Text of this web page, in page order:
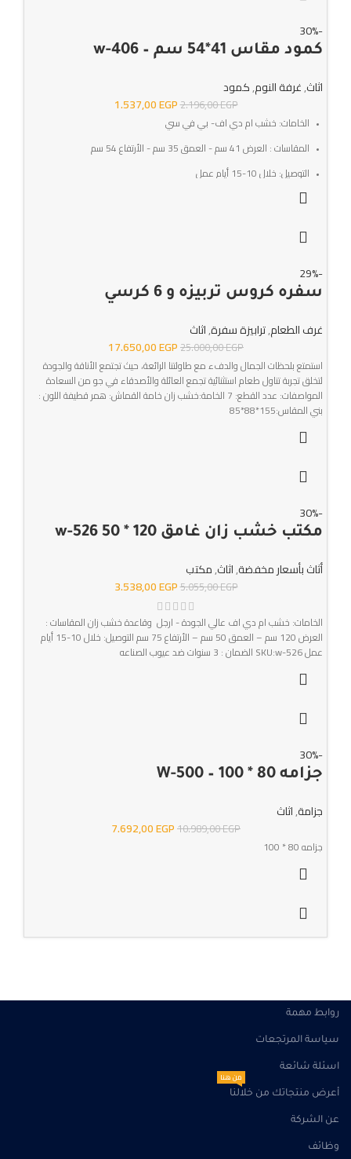
-30%
كمود مقاس 41*54 سم – w-406
اثاث,غرفة النوم,كمود
2.196,00EGP
1.537,00EGP
الخامات: خشب ام دي اف- بي في سي
المقاسات : العرض 41 سم - العمق 35 سم - الأرتفاع 54 سم
التوصيل: خلال 10-15 أيام عمل
SKU:w-406
-29%
سفره كروس تربيزه و 6 كرسي
غرف الطعام,ترابيزة سفرة,اثاث
25.000,00EGP
17.650,00EGP
استمتع بلحظات الجمال والدفء مع طاولتنا الرائعة، حيث تجتمع الأناقة والجودة
لتخلق تجربة تناول طعام استثنائية تجمع العائلة والأصدقاء في جو من السعادة
المواصفات: عدد القطع: 7 الخامة:خشب زان خامة القماش: همر قطيفة اللون :
بني المقاس:155*88*85
-30%
مكتب خشب زان غامق 120 * 50 w-526
أثاث بأسعار مخفضة,اثاث,مكتب
5.055,00EGP
3.538,00EGP
الخامات: خشب ام دي اف عالي الجودة - ارجل وقاعدة خشب زان المقاسات :
العرض 120 سم – العمق 50 سم – الأرتفاع 75 سم التوصيل: خلال 10-15 أيام
عمل SKU:w-526 الضمان : 3 سنوات ضد عيوب الصناعه
-30%
جزامه 80 * 100 – W-500
جزامة,اثاث
10.989,00EGP
7.692,00EGP
جزامه 80 * 100
روابط مهمة
سياسة المرتجعات
اسئلة شائعة
أعرض منتجاتك من خلالنا
من هنا
عن الشركة
وظائف